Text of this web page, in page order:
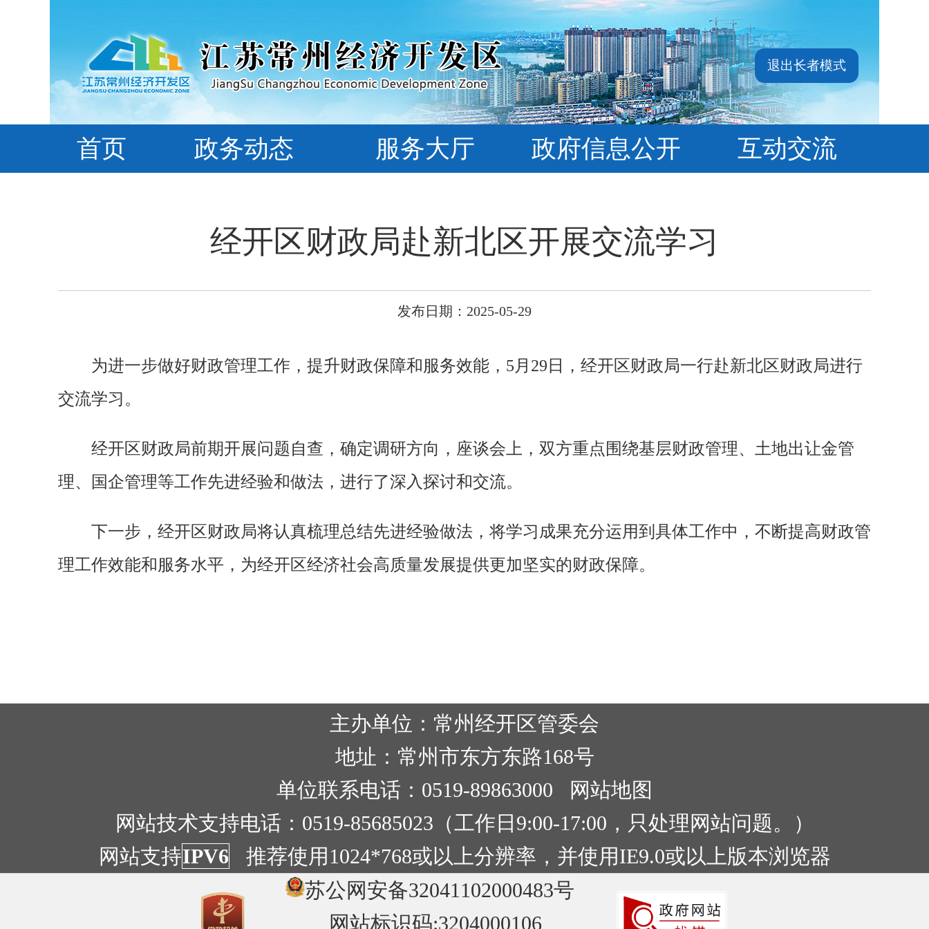
退出长者模式
首页 政务动态 服务大厅 政府信息公开 互动交流
经开区财政局赴新北区开展交流学习
发布日期：2025-05-29
为进一步做好财政管理工作，提升财政保障和服务效能，5月29日，经开区财政局一行赴新北区财政局进行
交流学习。
经开区财政局前期开展问题自查，确定调研方向，座谈会上，双方重点围绕基层财政管理、土地出让金管
理、国企管理等工作先进经验和做法，进行了深入探讨和交流。
下一步，经开区财政局将认真梳理总结先进经验做法，将学习成果充分运用到具体工作中，不断提高财政管
理工作效能和服务水平，为经开区经济社会高质量发展提供更加坚实的财政保障。
主办单位：常州经开区管委会
地址：常州市东方东路168号
单位联系电话：0519-89863000
网站地图
网站技术支持电话：0519-85685023（工作日9:00-17:00，只处理网站问题。）
网站支持IPV6 推荐使用1024*768或以上分辨率，并使用IE9.0或以上版本浏览器
苏公网安备32041102000483号
网站标识码:3204000106